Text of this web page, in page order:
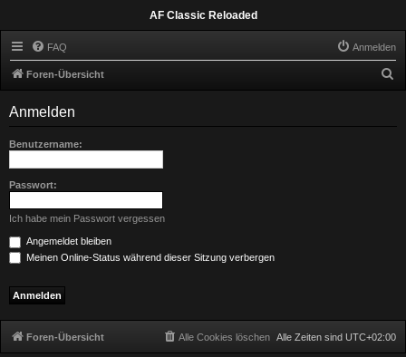
AF Classic Reloaded
FAQ Anmelden
Foren-Übersicht
Anmelden
Benutzername:
Passwort:
Ich habe mein Passwort vergessen
Angemeldet bleiben
Meinen Online-Status während dieser Sitzung verbergen
Foren-Übersicht Alle Zeiten sind UTC+02:00
Alle Cookies löschen